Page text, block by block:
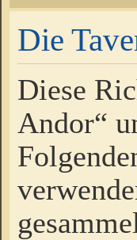
Die
Diese
Andor“